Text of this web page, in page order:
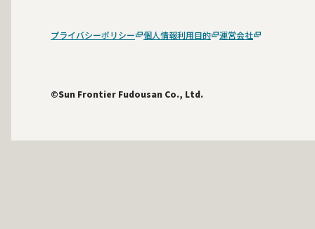
プライバシーポリシー 個人情報利用目的 運営会社
©Sun Frontier Fudousan Co., Ltd.